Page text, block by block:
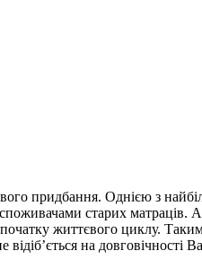
придбання. Однією з
старих матраців.
життєвого циклу.
на довговічності